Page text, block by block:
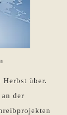
Herbst über.
der